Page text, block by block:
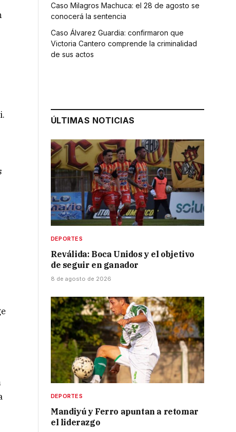
Caso Milagros Machuca: el 28 de agosto se
conocerá la sentencia
Caso Álvarez Guardia: confirmaron que
Victoria Cantero comprende la criminalidad
de sus actos
ÚLTIMAS NOTICIAS
DEPORTES
Reválida: Boca Unidos y el objetivo
de seguir en ganador
8 de agosto de 2026
DEPORTES
Mandiyú y Ferro apuntan a retomar
el liderazgo